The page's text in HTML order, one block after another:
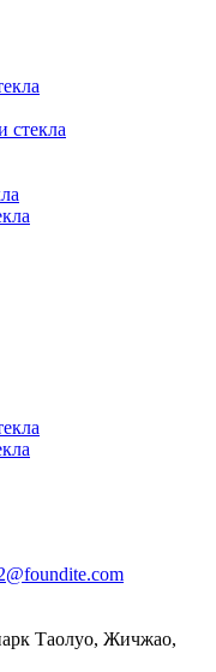
стекла
Таолуо, Жичжао,